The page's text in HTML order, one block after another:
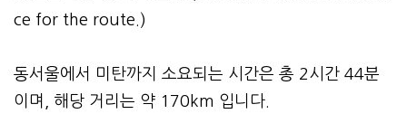
ce for the route.)
동서울에서 미탄까지 소요되는 시간은 총 2시간 44분
이며, 해당 거리는 약 170km 입니다.